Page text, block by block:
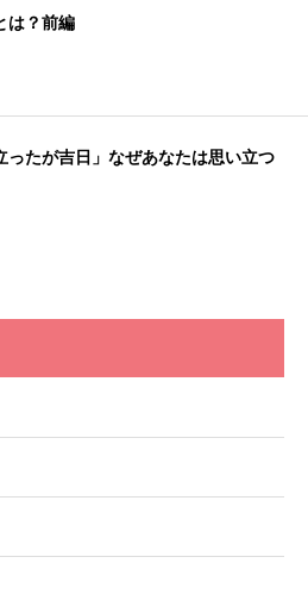
は？前編
ったが吉日」なぜあなたは思い立つ